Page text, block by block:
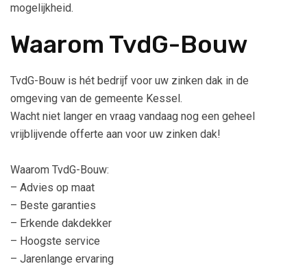
mogelijkheid.
Waarom TvdG-Bouw
TvdG-Bouw is hét bedrijf voor uw zinken dak in de
omgeving van de gemeente Kessel.
Wacht niet langer en vraag vandaag nog een geheel
vrijblijvende offerte aan voor uw zinken dak!
Waarom TvdG-Bouw:
– Advies op maat
– Beste garanties
– Erkende dakdekker
– Hoogste service
– Jarenlange ervaring